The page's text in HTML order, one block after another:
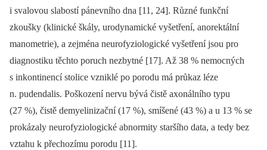
i svalovou slabostí pánevního dna [11, 24]. Různé funkční
zkoušky (klinické škály, urodynamické vyšetření, anorektální
manometrie), a zejména neurofyziologické vyšetření jsou pro
diagnostiku těchto poruch nezbytné [17]. Až 38 % nemocných
s inkontinencí stolice vzniklé po porodu má průkaz léze
n. pudendalis. Poškození nervu bývá čistě axonálního typu
(27 %), čistě demyelinizační (17 %), smíšené (43 %) a u 13 % se
prokázaly neurofyziologické abnormity staršího data, a tedy bez
vztahu k přechozímu porodu [11].